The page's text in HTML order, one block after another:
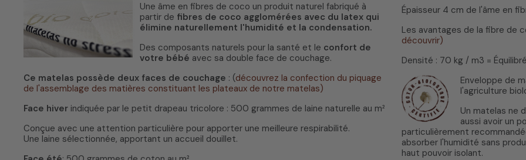
Une âme en fibres de coco un produit naturel fabriqué à
partir de fibres de coco agglomérées avec du latex qui
élimine naturellement l'humidité et la condensation.
Des composants naturels pour la santé et le confort de
votre bébé avec sa double face de couchage.
Ce matelas possède deux faces de couchage : (découvrez la confection du piquage
de l'assemblage des matières constituant les plateaux de notre matelas)
Face hiver indiquée par le petit drapeau tricolore : 500 grammes de laine naturelle au m²
Conçue avec une attention particulière pour apporter une meilleure respirabilité.
Une laine sélectionnée, apportant un accueil douillet.
Épaisseur 4 cm de l'âme en
Les avantages de la fibre de
découvrir)
Densité : 70 kg / m3 =
Enveloppe de
l'agriculture
Un matelas ne
aussi avoir un
particulièrement
absorber l'humidité sans
haut pouvoir isolant.